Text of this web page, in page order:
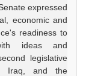
expressed
economic and
readiness to
ideas and
legislative
Iraq, and the